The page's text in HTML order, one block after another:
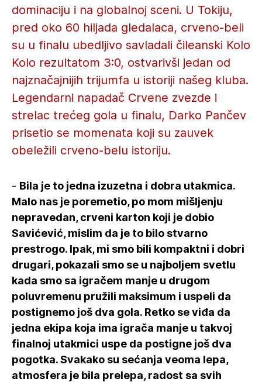
dominaciju i na globalnoj sceni. U Tokiju,
pred oko 60 hiljada gledalaca, crveno-beli
su u finalu ubedljivo savladali čileanski Kolo
Kolo rezultatom 3:0, ostvarivši jedan od
najznačajnijih trijumfa u istoriji našeg kluba.
Legendarni napadač Crvene zvezde i
strelac trećeg gola u finalu, Darko Pančev
prisetio se momenata koji su zauvek
obeležili crveno-belu istoriju.
- Bila je to jedna izuzetna i dobra utakmica.
Malo nas je poremetio, po mom mišljenju
nepravedan, crveni karton koji je dobio
Savićević, mislim da je to bilo stvarno
prestrogo. Ipak, mi smo bili kompaktni i dobri
drugari, pokazali smo se u najboljem svetlu
kada smo sa igračem manje u drugom
poluvremenu pružili maksimum i uspeli da
postignemo još dva gola. Retko se viđa da
jedna ekipa koja ima igrača manje u takvoj
finalnoj utakmici uspe da postigne još dva
pogotka. Svakako su sećanja veoma lepa,
atmosfera je bila prelepa, radost sa svih